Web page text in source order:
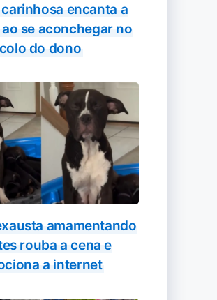
carinhosa encanta a
se aconchegar no
colo do dono
amamentando
rouba a cena e
a internet